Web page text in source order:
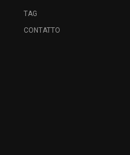
TAG
CONTATTO